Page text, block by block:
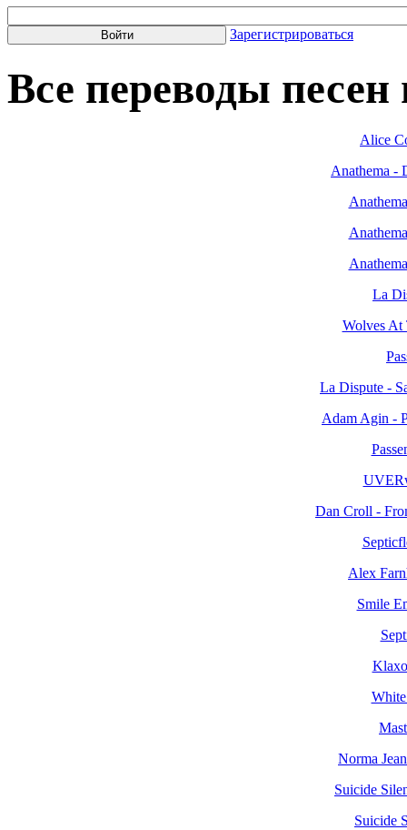
Зарегистрироваться
Все переводы
Alice
Anathema -
La
Wolves At
La Dispute -
Adam Agin -
Dan Croll -
Alex
Smile
Norma
Suicide
Suicide